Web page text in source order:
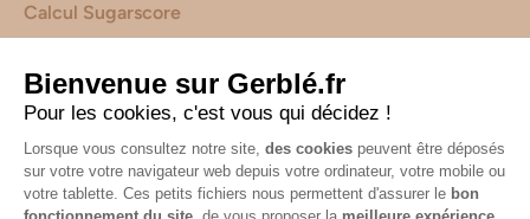
Calcul Sugarscore
Suivez-nous sur les réseaux !